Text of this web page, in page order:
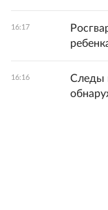
16:17
16:16
Следы